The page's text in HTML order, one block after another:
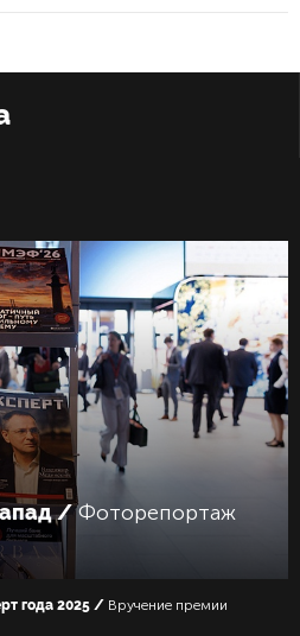
/Фоторепортаж
года 2025 / Вручение премии